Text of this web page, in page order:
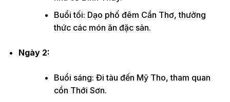
Buổi tối: Dạo phố đêm Cần Thơ, thưởng
thức các món ăn đặc sản.
Ngày 2:
Buổi sáng: Đi tàu đến Mỹ Tho, tham quan
cồn Thới Sơn.